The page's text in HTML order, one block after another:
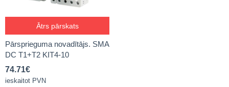
Ātrs pārskats
Pārsprieguma novadītājs. SMA
DC T1+T2 KIT4-10
74.71€
ieskaitot PVN